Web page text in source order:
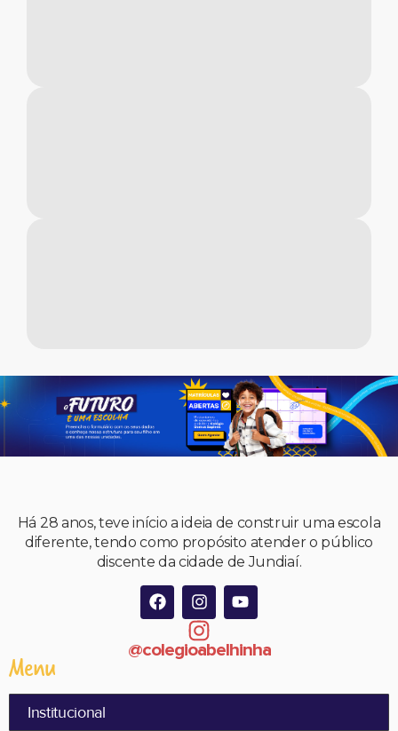
Há 28 anos, teve início a ideia de construir uma escola
diferente, tendo como propósito atender o público
discente da cidade de Jundiaí.
@colegioabelhinha
Menu
Institucional